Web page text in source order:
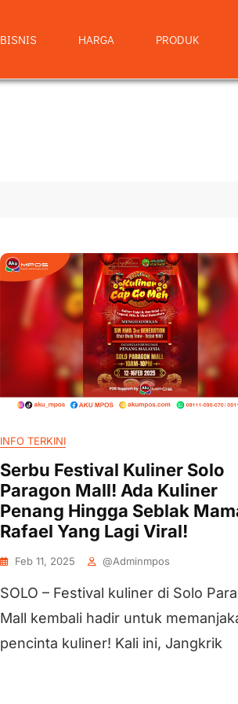
BISNIS HARGA PRODUK
INFO TERKINI
Serbu Festival Kuliner Solo
Paragon Mall! Ada Kuliner
Penang Hingga Seblak
Rafael Yang Lagi Viral!
Feb 11, 2025 @adminmpos
SOLO – Festival kuliner di Solo
Mall kembali hadir untuk
pencinta kuliner! Kali ini, Jangkrik